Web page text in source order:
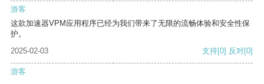
游客
这款加速器VPM应用程序已经为我们带来了无限的流畅体验和安全性保
护。
2025-02-03
支持[0] 反对[0]
游客